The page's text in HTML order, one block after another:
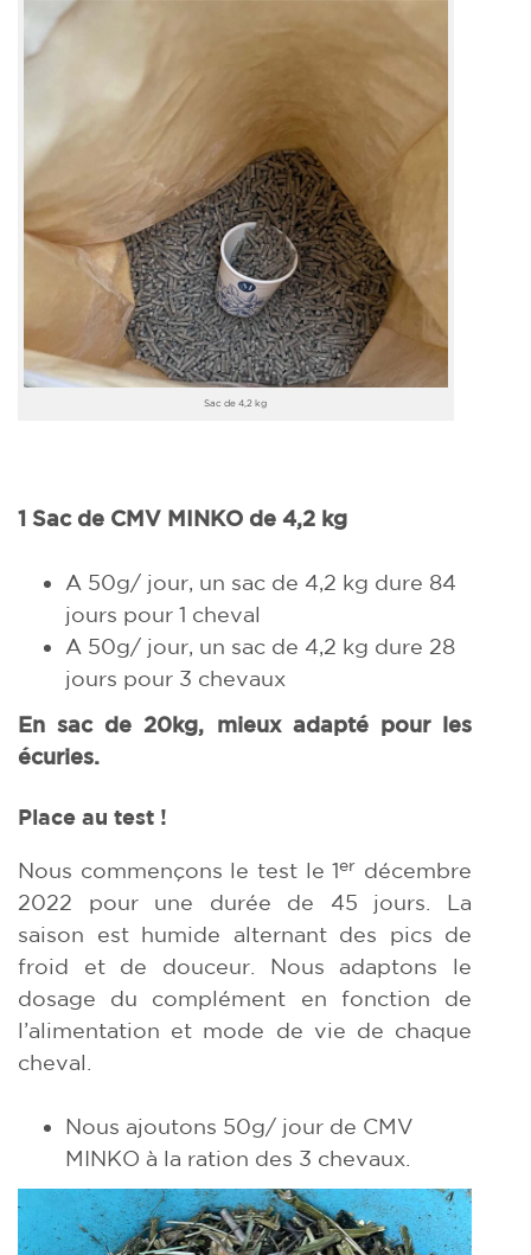
Sac de 4,2 kg
1 Sac de CMV MINKO de 4,2 kg
A 50g/ jour, un sac de 4,2 kg dure 84
jours pour 1 cheval
A 50g/ jour, un sac de 4,2 kg dure 28
jours pour 3 chevaux
En sac de 20kg, mieux adapté pour les
écuries.
Place au test !
Nous commençons le test le 1er décembre
2022 pour une durée de 45 jours. La
saison est humide alternant des pics de
froid et de douceur. Nous adaptons le
dosage du complément en fonction de
l’alimentation et mode de vie de chaque
cheval.
Nous ajoutons 50g/ jour de CMV
MINKO à la ration des 3 chevaux.